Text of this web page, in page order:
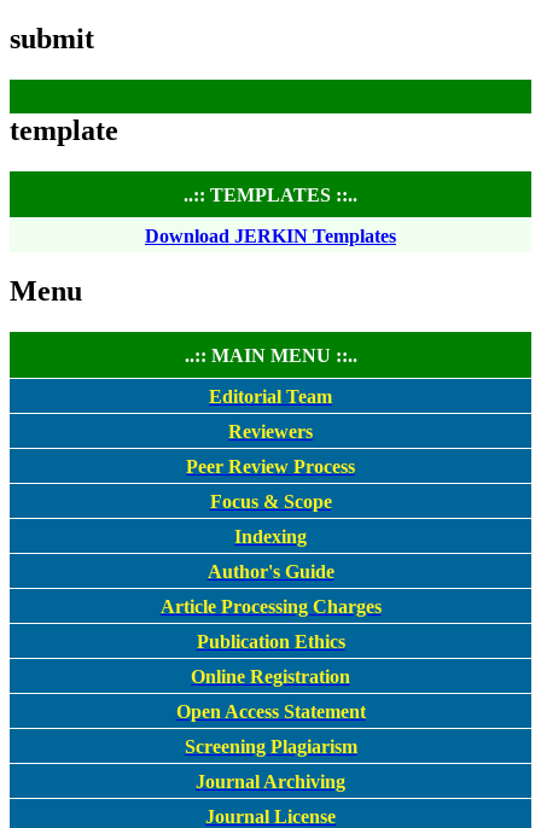
submit
template
..:: TEMPLATES ::..
Download JERKIN Templates
Menu
..:: MAIN MENU ::..
Editorial Team
Reviewers
Peer Review Process
Focus & Scope
Indexing
Author's Guide
Article Processing Charges
Publication Ethics
Online Registration
Open Access Statement
Screening Plagiarism
Journal Archiving
Journal License